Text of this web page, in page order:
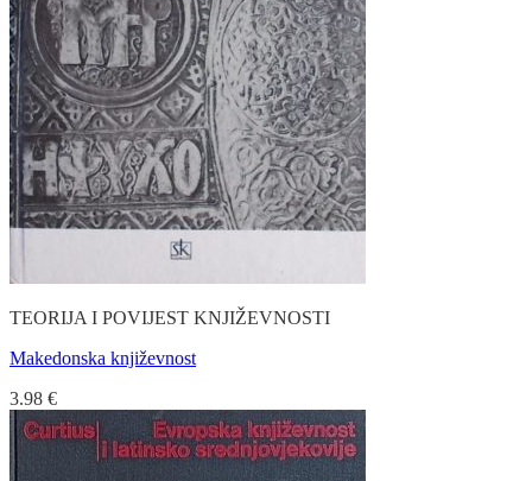
TEORIJA I POVIJEST KNJIŽEVNOSTI
Makedonska književnost
3.98 €